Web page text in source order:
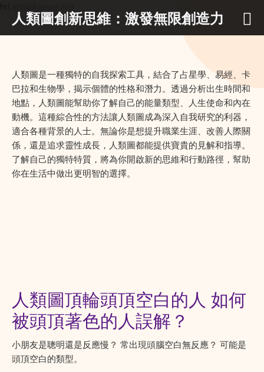
人類圖創新思維：激發無限創造力
人類圖是一種獨特的自我探索工具，結合了占星學、易經、卡
巴拉和生物學，揭示個體的性格和潛力。透過分析出生時間和
地點，人類圖能幫助你了解自己的能量類型、人生使命和內在
動機。這種綜合性的方法讓人類圖成為深入自我研究的利器，
適合各種背景的人士。無論你是想提升職業生涯、改善人際關
係，還是追求靈性成長，人類圖都能提供寶貴的見解和指導。
了解自己的獨特特質，將為你開啟新的思維和行動路徑，幫助
你在生活中做出更明智的選擇。
人類圖頂輪頭頂空白的人 如何
被頭頂著色的人誤解？
小朋友是聰明還是反應慢？ 常出現頭腦空白無反應？ 可能是
頭頂空白的類型。